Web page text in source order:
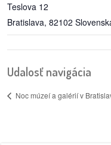
Teslova 12
Bratislava, 82102
Udalosť navigácia
Noc múzeí a galérií v